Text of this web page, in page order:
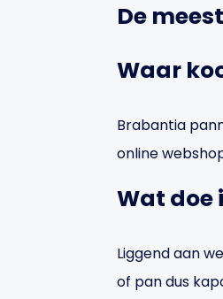
De
Waar
Brabantia
online
Wat doe
Liggend aan
of pan dus